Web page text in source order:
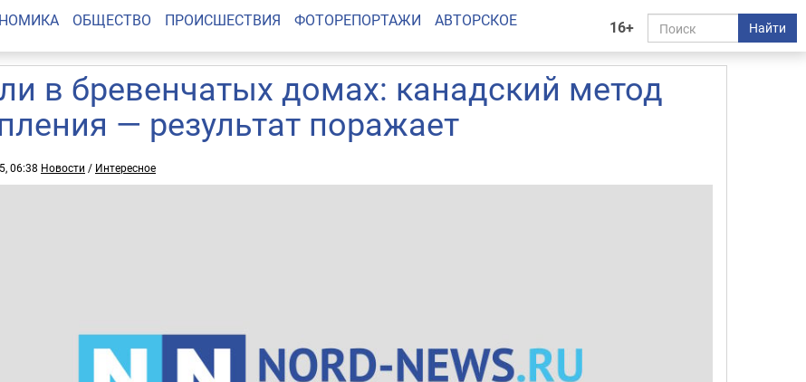
16+ Найти
ОБЩЕСТВО ПРОИСШЕСТВИЯ ФОТОРЕПОРТАЖИ АВТОРСКОЕ
в бревенчатых домах: канадский метод
— результат поражает
06:38 Новости / Интересное